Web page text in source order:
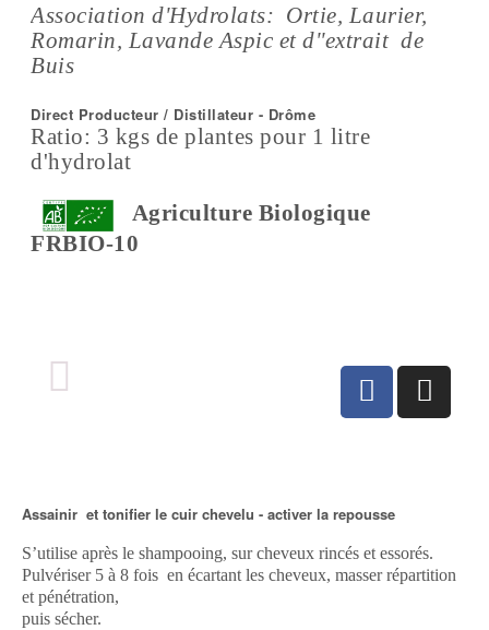
Association d'Hydrolats: Ortie, Laurier,
Romarin, Lavande Aspic et d''extrait de
Buis
Direct Producteur / Distillateur - Drôme
Ratio: 3 kgs de plantes pour 1 litre
d'hydrolat
Agriculture Biologique
FRBIO-10
Assainir et tonifier le cuir chevelu - activer la repousse
S’utilise après le shampooing, sur cheveux rincés et essorés.
Pulvériser 5 à 8 fois en écartant les cheveux, masser répartition
et pénétration,
puis sécher.